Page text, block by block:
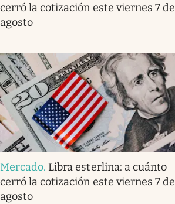
cerró la cotización este viernes 7 de
agosto
Mercado. Libra esterlina: a cuánto
cerró la cotización este viernes 7 de
agosto